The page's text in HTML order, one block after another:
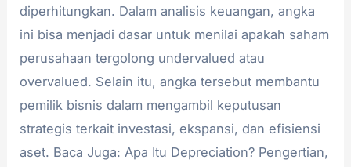
diperhitungkan. Dalam analisis keuangan, angka
ini bisa menjadi dasar untuk menilai apakah saham
perusahaan tergolong undervalued atau
overvalued. Selain itu, angka tersebut membantu
pemilik bisnis dalam mengambil keputusan
strategis terkait investasi, ekspansi, dan efisiensi
aset. Baca Juga: Apa Itu Depreciation? Pengertian,